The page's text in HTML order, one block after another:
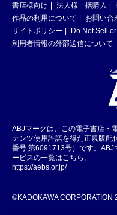
書店様向け
法人様一括購入
作品の利用について
お問い合
サイトポリシー
Do Not Sell
利用者情報の外部送信について
ABJマークは、この電子書店・
テンツ使用許諾を得た正規版配
番号 第6091713号）です。ABJ
ービスの一覧はこちら。
https://aebs.or.jp/
©KADOKAWA CORPORATION